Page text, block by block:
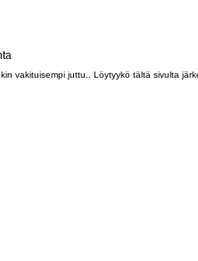
vakituisempi juttu.. Löytyykö tältä sivulta